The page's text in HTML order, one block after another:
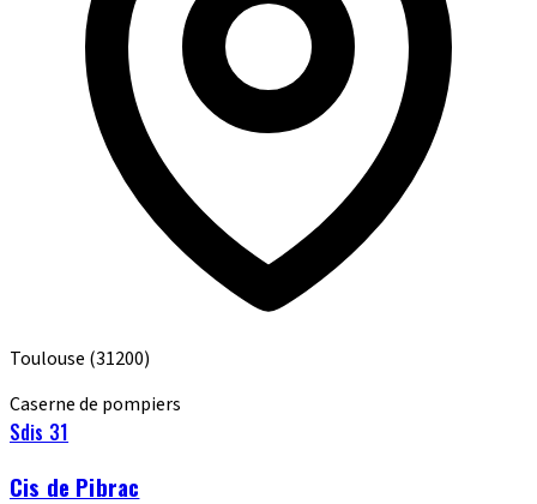
Toulouse (31200)
Caserne de pompiers
Sdis 31
Cis de Pibrac